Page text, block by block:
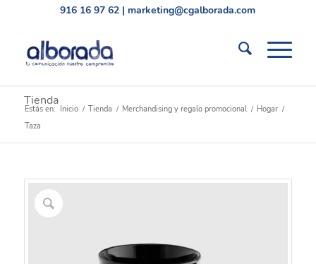
916 16 97 62 | marketing@cgalborada.com
Tienda
Estás en: Inicio / Tienda / Merchandising y regalo promocional / Hogar /
Taza